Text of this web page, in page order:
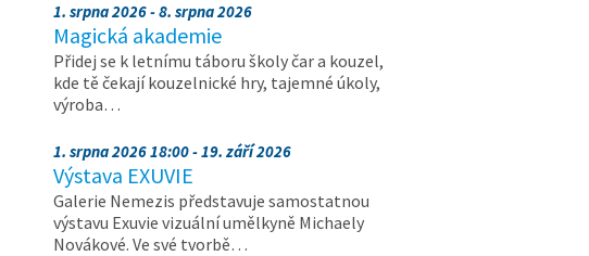
1. srpna 2026 - 8. srpna 2026
Magická akademie
Přidej se k letnímu táboru školy čar a kouzel,
kde tě čekají kouzelnické hry, tajemné úkoly,
výroba…
1. srpna 2026 18:00 - 19. září 2026
Výstava EXUVIE
Galerie Nemezis představuje samostatnou
výstavu Exuvie vizuální umělkyně Michaely
Novákové. Ve své tvorbě…